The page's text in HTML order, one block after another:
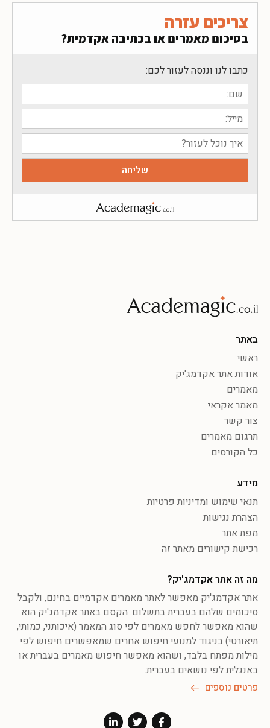
צריכים עזרה
בסיכום מאמרים או בכתיבה אקדמית?
כתבו לנו וננסה לעזור לכם:
באתר
ראשי
אודות אתר אקדמג'יק
מאמרים
מאמר אקראי
צור קשר
תרגום מאמרים
כל הקורסים
מידע
תנאי שימוש ומדיניות פרטיות
הצהרת נגישות
מפת אתר
רכישת קישורים מאתר זה
מה זה אתר אקדמג'יק?
אתר אקדמג'יק מאפשר לאתר מאמרים אקדמיים בחינם, ולקבל
סיכומים שלהם בעברית בתשלום. הקסם באתר אקדמג'יק הוא
שהוא מאפשר לחפש מאמרים לפי סוג המאמר (איכותני, כמותי,
תיאורטי) בניגוד למנועי חיפוש אחרים שמאפשרים חיפוש לפי
מילות מפתח בלבד, ושהוא מאפשר חיפוש מאמרים בעברית או
באנגלית לפי נושאים בעברית.
פרטים נוספים